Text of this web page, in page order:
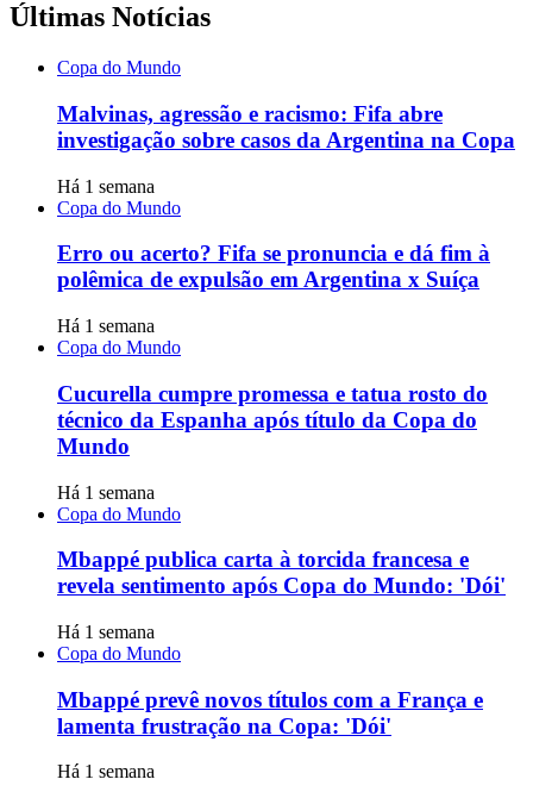
Últimas Notícias
Copa do Mundo
Malvinas, agressão e racismo: Fifa abre
investigação sobre casos da Argentina na Copa
Há 1 semana
Copa do Mundo
Erro ou acerto? Fifa se pronuncia e dá fim à
polêmica de expulsão em Argentina x Suíça
Há 1 semana
Copa do Mundo
Cucurella cumpre promessa e tatua rosto do
técnico da Espanha após título da Copa do
Mundo
Há 1 semana
Copa do Mundo
Mbappé publica carta à torcida francesa e
revela sentimento após Copa do Mundo: 'Dói'
Há 1 semana
Copa do Mundo
Mbappé prevê novos títulos com a França e
lamenta frustração na Copa: 'Dói'
Há 1 semana